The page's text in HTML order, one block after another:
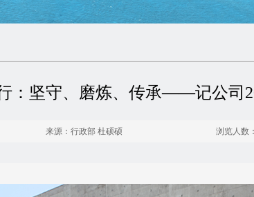
：坚守、磨炼、传承——记公司
来源：行政部 杜硕硕 浏览人数